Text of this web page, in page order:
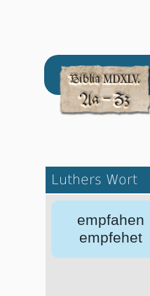
Luthers Wort
empfahen
empfehet